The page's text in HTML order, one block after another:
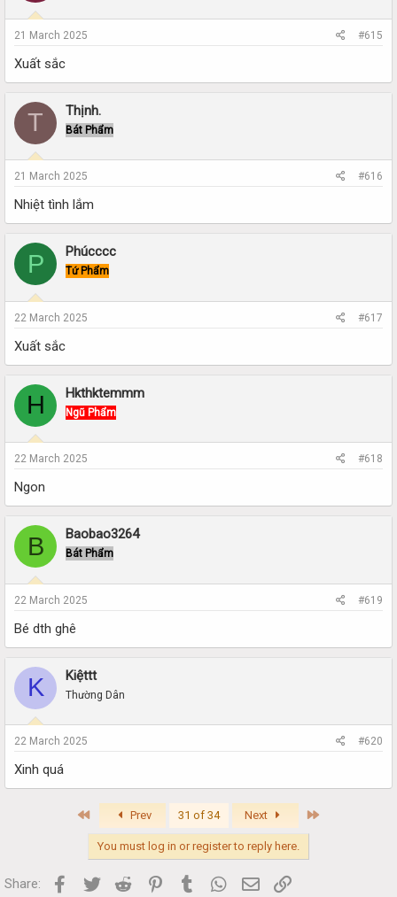
21 March 2025 #615
Xuất sắc
T Thịnh.
Bát Phẩm
21 March 2025 #616
Nhiệt tình lắm
P Phúcccc
Tứ Phẩm
22 March 2025 #617
Xuất sắc
H Hkthktemmm
Ngũ Phẩm
22 March 2025 #618
Ngon
B Baobao3264
Bát Phẩm
22 March 2025 #619
Bé dth ghê
K Kiệttt
Thường Dân
22 March 2025 #620
Xinh quá
First Prev 31 of 34 Next
You must log in or register to reply here.
Share: Facebook
Twitter Reddit PinterestTumblr WhatsApp
Email